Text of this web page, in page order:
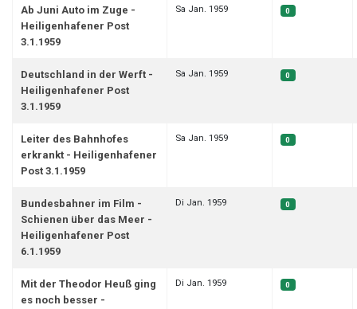
Ab Juni Auto im Zuge -
Heiligenhafener Post
3.1.1959
Sa Jan. 1959 0
Deutschland in der Werft -
Heiligenhafener Post
3.1.1959
Sa Jan. 1959 0
Leiter des Bahnhofes
erkrankt - Heiligenhafener
Post 3.1.1959
Sa Jan. 1959 0
Bundesbahner im Film -
Schienen über das Meer -
Heiligenhafener Post
6.1.1959
Di Jan. 1959 0
Mit der Theodor Heuß ging
es noch besser -
Di Jan. 1959 0